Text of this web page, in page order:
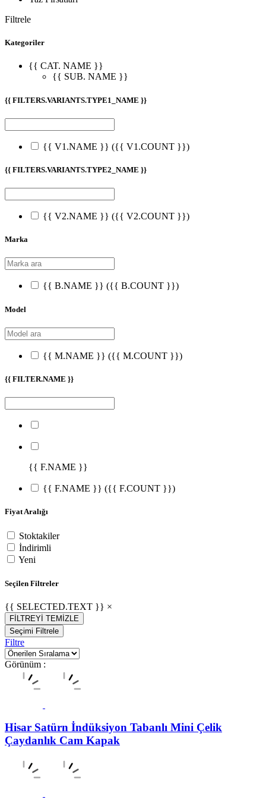
Filtrele
Kategoriler
{{ CAT. NAME }}
{{ SUB. NAME }}
{{ FILTERS.VARIANTS.TYPE1_NAME }}
{{ V1.NAME }} ({{ V1.COUNT }})
{{ FILTERS.VARIANTS.TYPE2_NAME }}
{{ V2.NAME }} ({{ V2.COUNT }})
Marka
{{ B.NAME }} ({{ B.COUNT }})
Model
{{ M.NAME }} ({{ M.COUNT }})
{{ FILTER.NAME }}
{{ F.NAME }}
{{ F.NAME }} ({{ F.COUNT }})
Fiyat Aralığı
Stoktakiler
İndirimli
Yeni
Seçilen Filtreler
{{ SELECTED.TEXT }} ×
FİLTREYİ TEMİZLE
Seçimi Filtrele
Filtre
Görünüm :
Hisar Satürn İndüksiyon Tabanlı Mini Çelik
Çaydanlık Cam Kapak